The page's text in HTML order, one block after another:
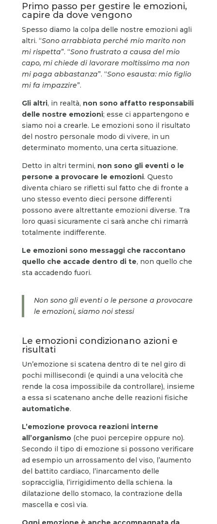
Primo passo per gestire le emozioni,
capire da dove vengono
Spesso diamo la colpa delle nostre emozioni agli
altri. “Sono arrabbiata perché mio marito non
mi rispetta”. “Sono frustrato a causa del mio
capo, mi chiede di lavorare moltissimo ma non
mi paga abbastanza”. “Sono esausta: mio figlio
mi fa impazzire”.
Gli altri, in realtà, non sono affatto responsabili
delle nostre emozioni; esse ci appartengono e
siamo noi a crearle. Le emozioni sono il risultato
del nostro personale modo di vivere, in un
determinato momento, una certa situazione.
Detto in altri termini, non sono gli eventi o le
persone a provocare le emozioni. Questo
diventa chiaro se rifletti sul fatto che di fronte a
uno stesso evento dieci persone differenti
possono avere altrettante emozioni diverse. Tra
loro quasi sicuramente ci sarà anche chi rimarrà
totalmente indifferente.
Le emozioni sono messaggi che raccontano
quello che accade dentro di te, non quello che
sta accadendo fuori.
Non sono gli eventi o le persone a provocare
le emozioni, siamo noi stessi
Le emozioni condizionano azioni e
risultati
Un’emozione si scatena dentro di te nel giro di
pochi millisecondi (e quindi a una velocità che
rende la cosa impossibile da controllare), insieme
a essa si scatenano anche delle reazioni fisiche
automatiche.
L’emozione provoca reazioni interne
all’organismo(che puoi percepire oppure no).
Secondo il tipo di emozione si possono verificare
ad esempio un arrossamento del viso, l’aumento
del battito cardiaco, l’inarcamento delle
sopracciglia, l’irrigidimento della schiena. la
dilatazione dello stomaco, la contrazione della
mascella e così via.